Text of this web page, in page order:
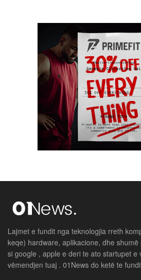
Lajmet e fundit nga teknologjia rreth
keqe) hardware, aplikacione, dhe
si google , apple e deri te ato startupet e
vëmendjen tuaj . 01News do ketë te